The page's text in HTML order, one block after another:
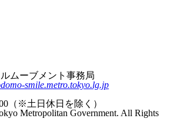
ムーブメント事務局
smile.metro.tokyo.lg.jp
（※土日休日を除く）
Metropolitan Government. All Rights